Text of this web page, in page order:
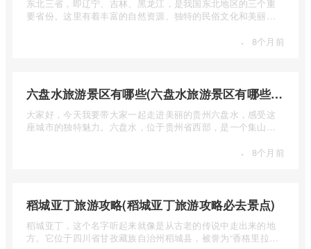
东北三省，即辽宁、吉林、黑龙江，是我国东北地区的三个重
要省份。这里有着丰富的自然资源、独特的民俗文化和美丽的
· 8个月前
六盘水旅游景区有哪些(六盘水旅游景区有哪些景点值得去)
大家好，今天我要带大家一起走进美丽的贵州六盘水，感受这
座城市的独特魅力。六盘水，位于贵州省西部，是一个集山水
· 8个月前
稻城亚丁旅游攻略(稻城亚丁旅游攻略必去景点)
稻城亚丁，这个名字听起来就像是从古老的传说中走出来的地
方。它位于四川省甘孜藏族自治州稻城县，被誉为“香格里拉的